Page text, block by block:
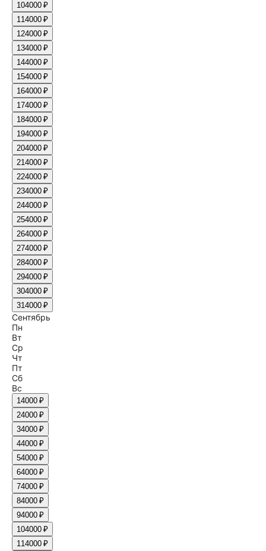
104000 ₽
114000 ₽
124000 ₽
134000 ₽
144000 ₽
154000 ₽
164000 ₽
174000 ₽
184000 ₽
194000 ₽
204000 ₽
214000 ₽
224000 ₽
234000 ₽
244000 ₽
254000 ₽
264000 ₽
274000 ₽
284000 ₽
294000 ₽
304000 ₽
314000 ₽
Сентябрь
Пн
Вт
Ср
Чт
Пт
Сб
Вс
14000 ₽
24000 ₽
34000 ₽
44000 ₽
54000 ₽
64000 ₽
74000 ₽
84000 ₽
94000 ₽
104000 ₽
114000 ₽